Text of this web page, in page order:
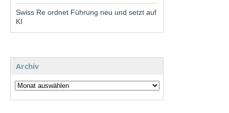
Swiss Re ordnet Führung neu und setzt auf
KI
Archiv